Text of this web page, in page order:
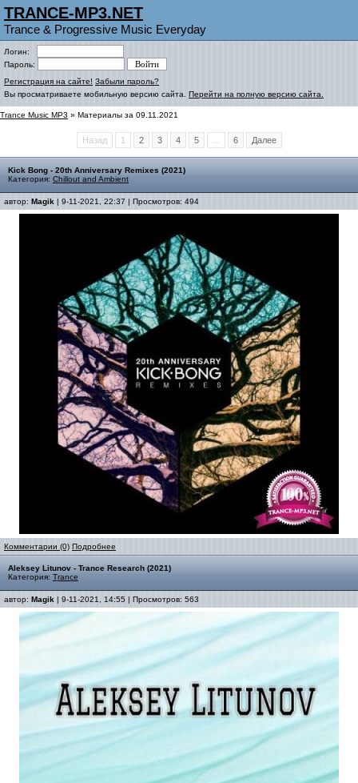
TRANCE-MP3.NET
Trance & Progressive Music Everyday
Логин:
Пароль:
Регистрация на сайте! Забыли пароль?
Вы просматриваете мобильную версию сайта. Перейти на полную версию сайта.
Trance Music MP3 » Материалы за 09.11.2021
Назад 1 2 3 4 5 6 Далее
Kick Bong - 20th Anniversary Remixes (2021)
Категория: Chillout and Ambient
автор: Magik | 9-11-2021, 22:37 | Просмотров: 494
Комментарии (0) Подробнее
Aleksey Litunov - Trance Research (2021)
Категория: Trance
автор: Magik | 9-11-2021, 14:55 | Просмотров: 563